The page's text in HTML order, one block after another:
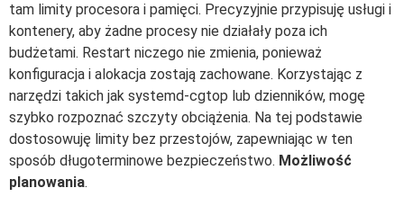
tam limity procesora i pamięci. Precyzyjnie przypisuję usługi i
kontenery, aby żadne procesy nie działały poza ich
budżetami. Restart niczego nie zmienia, ponieważ
konfiguracja i alokacja zostają zachowane. Korzystając z
narzędzi takich jak systemd-cgtop lub dzienników, mogę
szybko rozpoznać szczyty obciążenia. Na tej podstawie
dostosowuję limity bez przestojów, zapewniając w ten
sposób długoterminowe bezpieczeństwo. Możliwość
planowania.